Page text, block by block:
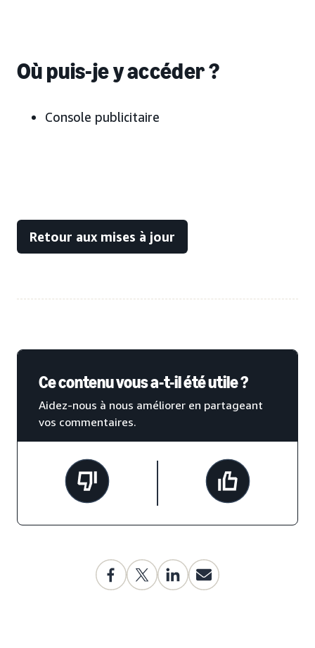
Où puis-je y accéder ?
Console publicitaire
Retour aux mises à jour
Ce contenu vous a-t-il été utile ?
Aidez-nous à nous améliorer en partageant
vos commentaires.